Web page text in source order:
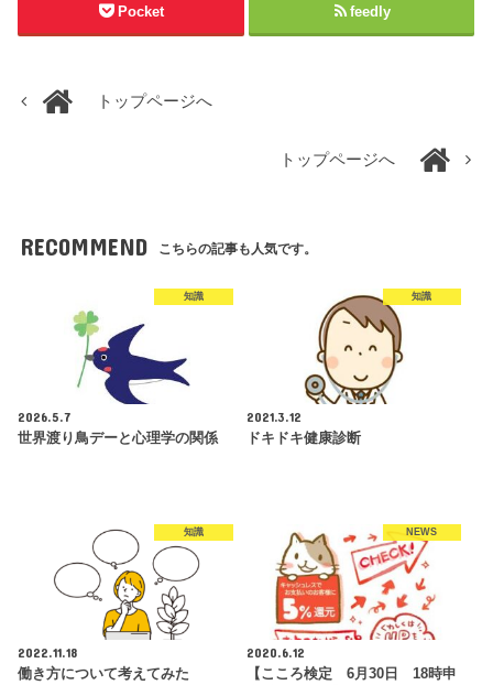
Pocket feedly
トップページへ
トップページへ
RECOMMEND こちらの記事も人気です。
知識
2026.5.7
世界渡り鳥デーと心理学の関係
知識
2021.3.12
ドキドキ健康診断
知識
2022.11.18
働き方について考えてみた
NEWS
2020.6.12
【こころ検定 6月30日 18時申